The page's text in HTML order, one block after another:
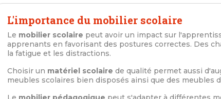
L'importance du mobilier scolaire
Le mobilier scolaire peut avoir un impact sur
apprenants en favorisant des postures correctes. Des
la fatigue et les distractions.
Choisir un matériel scolaire de qualité permet aussi
meubles scolaires bien disposés ainsi que des meubles